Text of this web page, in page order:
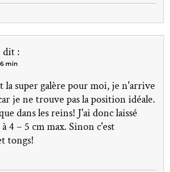
dit :
min
la super galère pour moi, je n'arrive
je ne trouve pas la position idéale.
dans les reins! J'ai donc laissé
4 – 5 cm max. Sinon c'est
tongs!